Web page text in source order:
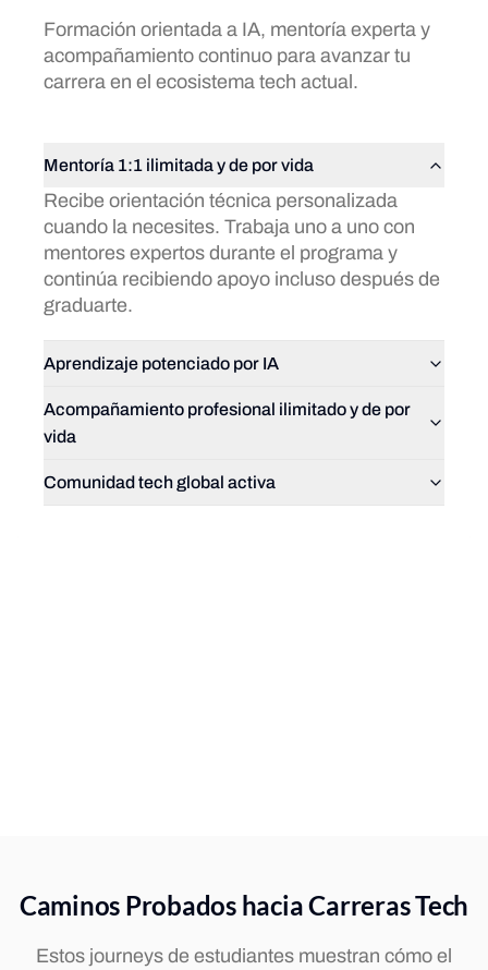
Formación orientada a IA, mentoría experta y
acompañamiento continuo para avanzar tu
carrera en el ecosistema tech actual.
Mentoría 1:1 ilimitada y de por vida
Recibe orientación técnica personalizada
cuando la necesites. Trabaja uno a uno con
mentores expertos durante el programa y
continúa recibiendo apoyo incluso después de
graduarte.
Aprendizaje potenciado por IA
Acompañamiento profesional ilimitado y de por
vida
Comunidad tech global activa
Caminos Probados hacia Carreras Tech
Estos journeys de estudiantes muestran cómo el